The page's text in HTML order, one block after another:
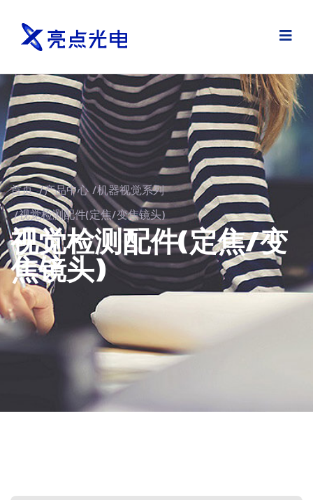
首页 /产品中心 /机器视觉系列
/视觉检测配件(定焦/变焦镜头)
视觉检测配件(定焦/变
焦镜头)